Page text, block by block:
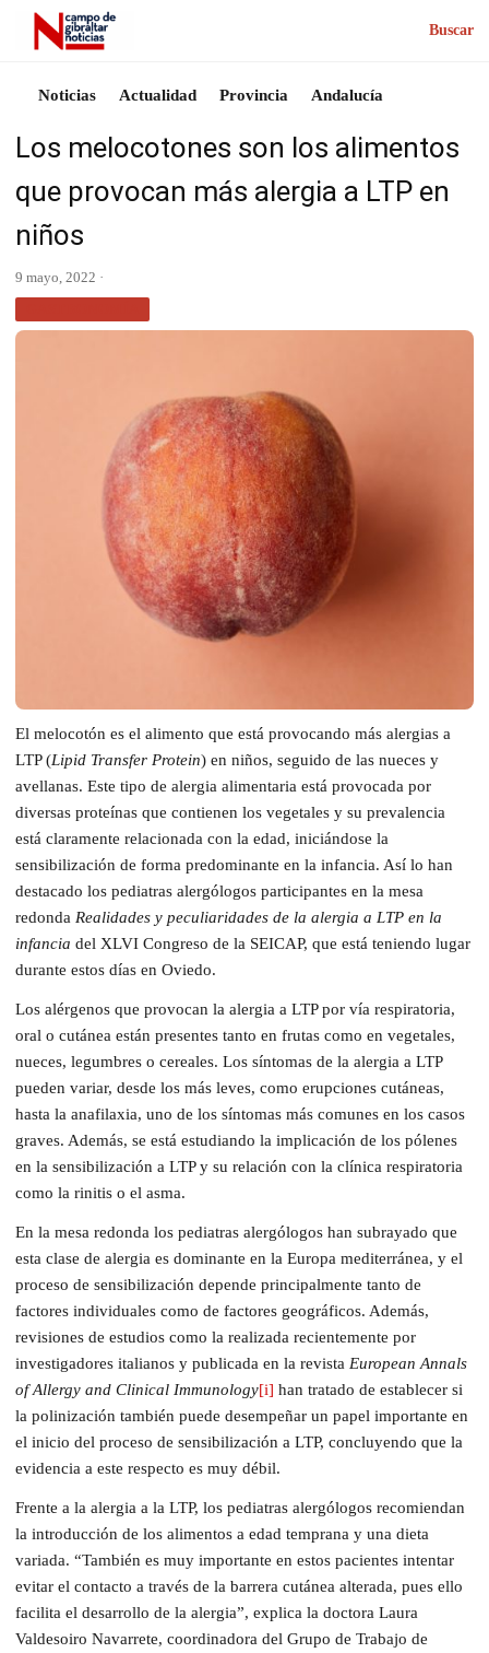
Buscar
Noticias Actualidad Provincia Andalucía
Los melocotones son los alimentos
que provocan más alergia a LTP en
niños
9 mayo, 2022 ·
El melocotón es el alimento que está provocando más alergias a
LTP (Lipid Transfer Protein) en niños, seguido de las nueces y
avellanas. Este tipo de alergia alimentaria está provocada por
diversas proteínas que contienen los vegetales y su prevalencia
está claramente relacionada con la edad, iniciándose la
sensibilización de forma predominante en la infancia. Así lo han
destacado los pediatras alergólogos participantes en la mesa
redonda Realidades y peculiaridades de la alergia a LTP en la
infancia del XLVI Congreso de la SEICAP, que está teniendo lugar
durante estos días en Oviedo.
Los alérgenos que provocan la alergia a LTP por vía respiratoria,
oral o cutánea están presentes tanto en frutas como en vegetales,
nueces, legumbres o cereales. Los síntomas de la alergia a LTP
pueden variar, desde los más leves, como erupciones cutáneas,
hasta la anafilaxia, uno de los síntomas más comunes en los casos
graves. Además, se está estudiando la implicación de los pólenes
en la sensibilización a LTP y su relación con la clínica respiratoria
como la rinitis o el asma.
En la mesa redonda los pediatras alergólogos han subrayado que
esta clase de alergia es dominante en la Europa mediterránea, y el
proceso de sensibilización depende principalmente tanto de
factores individuales como de factores geográficos. Además,
revisiones de estudios como la realizada recientemente por
investigadores italianos y publicada en la revista European Annals
of Allergy and Clinical Immunology[i] han tratado de establecer si
la polinización también puede desempeñar un papel importante en
el inicio del proceso de sensibilización a LTP, concluyendo que la
evidencia a este respecto es muy débil.
Frente a la alergia a la LTP, los pediatras alergólogos recomiendan
la introducción de los alimentos a edad temprana y una dieta
variada. “También es muy importante en estos pacientes intentar
evitar el contacto a través de la barrera cutánea alterada, pues ello
facilita el desarrollo de la alergia”, explica la doctora Laura
Valdesoiro Navarrete, coordinadora del Grupo de Trabajo de